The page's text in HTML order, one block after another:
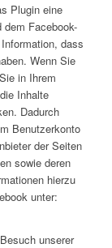
Plugin eine
Facebook-
dass
Wenn Sie
in Ihrem
Inhalte
Dadurch
Benutzerkonto
der Seiten
sowie deren
hierzu
unter:
unserer